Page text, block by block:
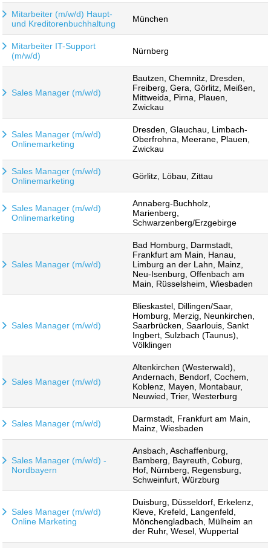
Mitarbeiter (m/w/d) Haupt-
und Kreditorenbuchhaltung
München
Mitarbeiter IT-Support
(m/w/d)
Nürnberg
Sales Manager (m/w/d)
Bautzen, Chemnitz, Dresden,
Freiberg, Gera, Görlitz, Meißen,
Mittweida, Pirna, Plauen,
Zwickau
Sales Manager (m/w/d)
Onlinemarketing
Dresden, Glauchau, Limbach-
Oberfrohna, Meerane, Plauen,
Zwickau
Sales Manager (m/w/d)
Onlinemarketing
Görlitz, Löbau, Zittau
Sales Manager (m/w/d)
Onlinemarketing
Annaberg-Buchholz,
Marienberg,
Schwarzenberg/Erzgebirge
Sales Manager (m/w/d)
Bad Homburg, Darmstadt,
Frankfurt am Main, Hanau,
Limburg an der Lahn, Mainz,
Neu-Isenburg, Offenbach am
Main, Rüsselsheim, Wiesbaden
Sales Manager (m/w/d)
Blieskastel, Dillingen/Saar,
Homburg, Merzig, Neunkirchen,
Saarbrücken, Saarlouis, Sankt
Ingbert, Sulzbach (Taunus),
Völklingen
Sales Manager (m/w/d)
Altenkirchen (Westerwald),
Andernach, Bendorf, Cochem,
Koblenz, Mayen, Montabaur,
Neuwied, Trier, Westerburg
Sales Manager (m/w/d)
Darmstadt, Frankfurt am Main,
Mainz, Wiesbaden
Sales Manager (m/w/d) -
Nordbayern
Ansbach, Aschaffenburg,
Bamberg, Bayreuth, Coburg,
Hof, Nürnberg, Regensburg,
Schweinfurt, Würzburg
Sales Manager (m/w/d)
Online Marketing
Duisburg, Düsseldorf, Erkelenz,
Kleve, Krefeld, Langenfeld,
Mönchengladbach, Mülheim an
der Ruhr, Wesel, Wuppertal